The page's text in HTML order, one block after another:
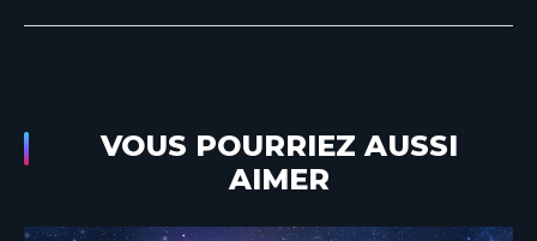
VOUS POURRIEZ AUSSI
AIMER